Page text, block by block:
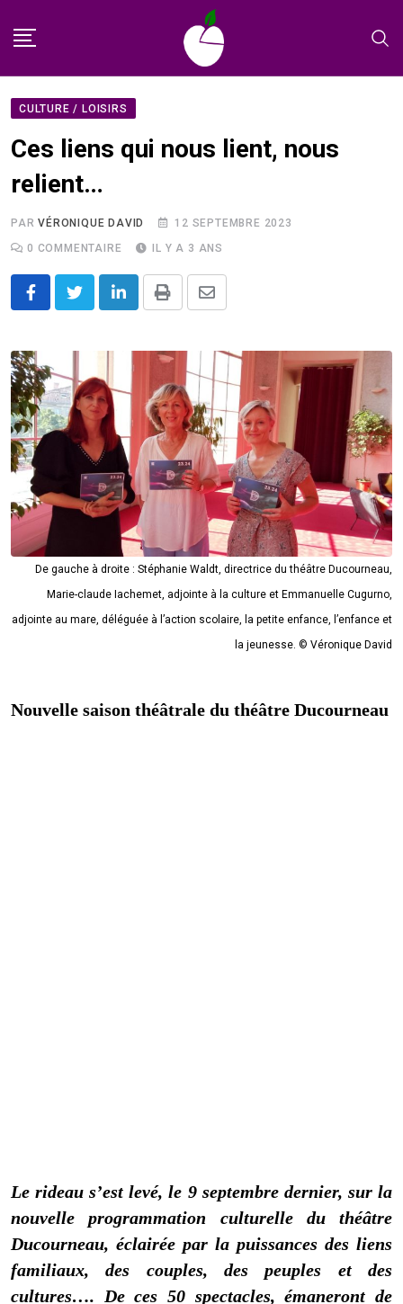
CULTURE / LOISIRS
Ces liens qui nous lient, nous
relient…
PARVÉRONIQUE DAVID
12 SEPTEMBRE 2023
0 COMMENTAIRE IL Y A 3 ANS
LinkedInPrint
Share
Email
De gauche à droite : Stéphanie Waldt, directrice du théâtre Ducourneau,
Marie-claude Iachemet, adjointe à la culture et Emmanuelle Cugurno,
adjointe au mare, déléguée à l’action scolaire, la petite enfance, l’enfance et
la jeunesse. © Véronique David
Nouvelle saison théâtrale du théâtre Ducourneau
Le rideau s’est levé, le 9 septembre dernier, sur la
nouvelle programmation culturelle du théâtre
Ducourneau, éclairée par la puissances des liens
familiaux, des couples, des peuples et des
cultures…. De ces 50 spectacles, émaneront de